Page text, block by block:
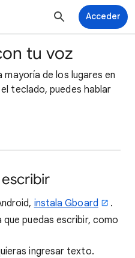
Acceder
tu voz
de los lugares en
teclado, puedes hablar
instala Gboard
.
puedas escribir, como
ingresar texto.